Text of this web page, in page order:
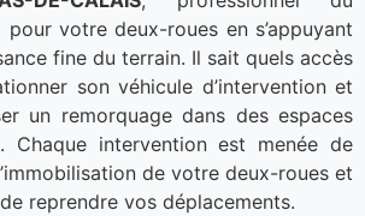
votre deux-roues en s’appuyant
fine du terrain. Il sait quels accès
son véhicule d’intervention et
un remorquage dans des espaces
Chaque intervention est menée de
de votre deux-roues et
reprendre vos déplacements.